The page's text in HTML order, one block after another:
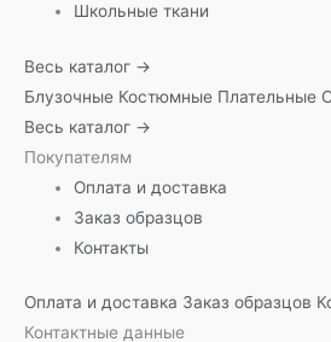
Школьные ткани
Весь каталог →
Блузочные Костюмные Плательные
Весь каталог →
Покупателям
Оплата и доставка
Заказ образцов
Контакты
Оплата и доставка Заказ образцов
Контактные данные